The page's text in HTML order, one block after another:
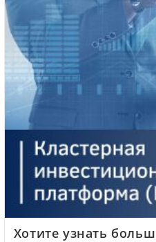
Хотите узнать